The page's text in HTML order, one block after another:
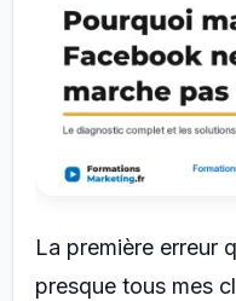
La première erreur
presque tous mes